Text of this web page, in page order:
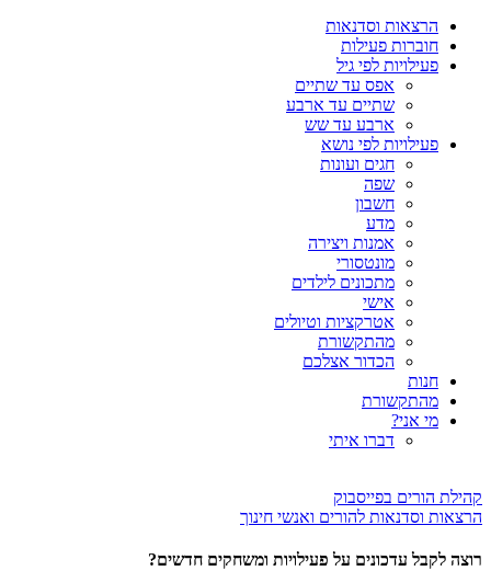
הרצאות וסדנאות
חוברות פעילות
פעילויות לפי גיל
אפס עד שתיים
שתיים עד ארבע
ארבע עד שש
פעילויות לפי נושא
חגים ועונות
שפה
חשבון
מדע
אמנות ויצירה
מונטסורי
מתכונים לילדים
אישי
אטרקציות וטיולים
מהתקשורת
הכדור אצלכם
חנות
מהתקשורת
מי אני?
דברו איתי
קהילת הורים בפייסבוק
הרצאות וסדנאות להורים ואנשי חינוך
רוצה לקבל עדכונים על פעילויות ומשחקים חדשים?